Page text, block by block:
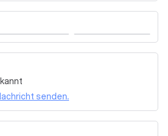
Weiterbildungen in
bin ich darauf
und professionell zu
ist es, Ihnen Wege aufzuzeigen,
des Lebens umgehen
begegnen können.
und die Leitung von
ebenfalls zu meinem
senden.